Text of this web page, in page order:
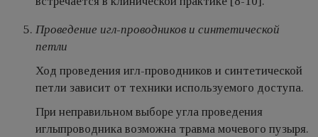
Проведение игл-проводников и синтетической
петли
Ход проведения игл-проводников и синтетической
петли зависит от техники используемого доступа.
При неправильном выборе угла проведения
иглыпроводника возможна травма мочевого пузыря.